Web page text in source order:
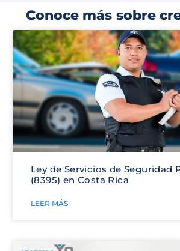
Conoce más sobre
Ley de Servicios de Seguridad
(8395) en Costa Rica
LEER MÁS